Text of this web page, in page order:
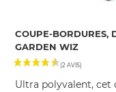
COUPE-BORDURES,
GARDEN WIZ
Ultra polyvalent,